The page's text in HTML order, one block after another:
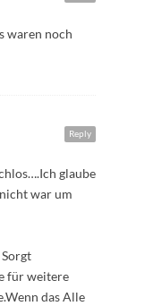
waren noch
Reply
glaube
war um
Sorgt
für weitere
das Alle